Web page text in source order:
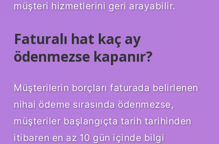
müşteri hizmetlerini geri arayabilir.
Faturalı hat kaç ay
ödenmezse kapanır?
Müşterilerin borçları faturada belirlenen
nihai ödeme sırasında ödenmezse,
müşteriler başlangıçta tarih tarihinden
itibaren en az 10 gün içinde bilgi